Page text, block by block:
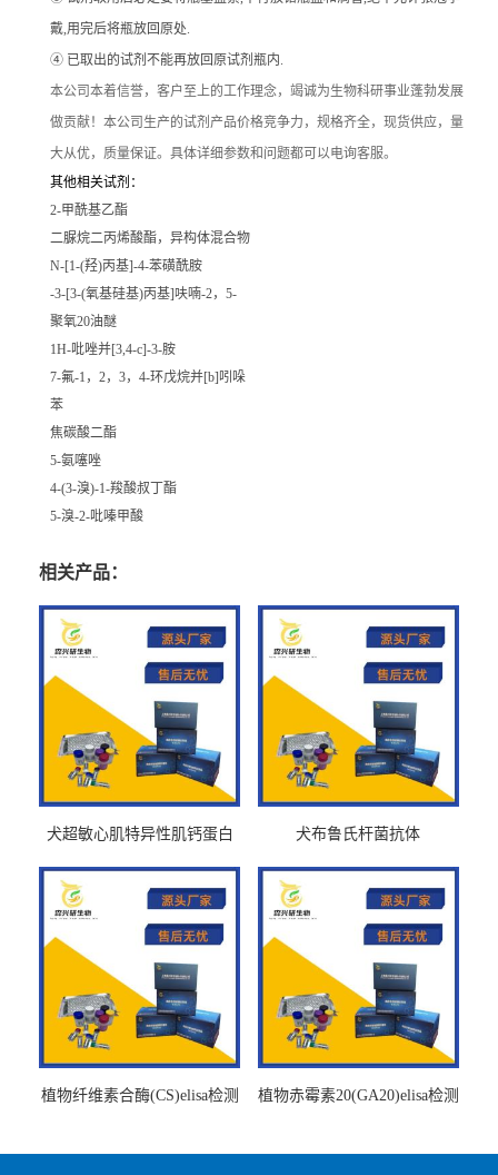
戴,用完后将瓶放回原处.
④ 已取出的试剂不能再放回原试剂瓶内.
本公司本着信誉，客户至上的工作理念，竭诚为生物科研事业蓬勃发展
做贡献！本公司生产的试剂产品价格竞争力，规格齐全，现货供应，量
大从优，质量保证。具体详细参数和问题都可以电询客服。
其他相关试剂：
2-甲酰基乙酯
二脲烷二丙烯酸酯，异构体混合物
N-[1-(羟)丙基]-4-苯磺酰胺
-3-[3-(氧基硅基)丙基]呋喃-2，5-
聚氧20油醚
1H-吡唑并[3,4-c]-3-胺
7-氟-1，2，3，4-环戊烷并[b]吲哚
苯
焦碳酸二酯
5-氨噻唑
4-(3-溴)-1-羧酸叔丁酯
5-溴-2-吡嗪甲酸
相关产品：
犬超敏心肌特异性肌钙蛋白
犬布鲁氏杆菌抗体
植物纤维素合酶(CS)elisa检测
植物赤霉素20(GA20)elisa检测